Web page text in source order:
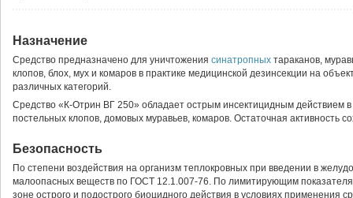
Назначение
Средство предназначено для уничтожения синатропных тараканов,
клопов, блох, мух и комаров в практике медицинской дезинсекции на
различных категорий.
Средство «К-Отрин ВГ 250» обладает острым инсектицидным действием
постельных клопов, домовых муравьев, комаров. Остаточная активность
Безопасность
По степени воздействия на организм теплокровных при введении в
малоопасных веществ по ГОСТ 12.1.007-76. По лимитирующим
зоне острого и подострого биоцидного действия в условиях применения